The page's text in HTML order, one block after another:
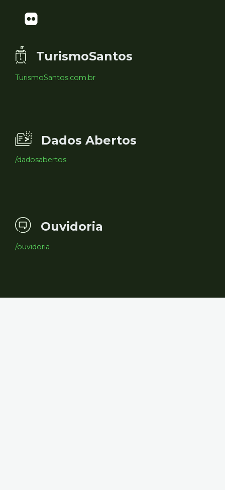
TurismoSantos
TurismoSantos.com.br
Dados Abertos
/dadosabertos
Ouvidoria
/ouvidoria